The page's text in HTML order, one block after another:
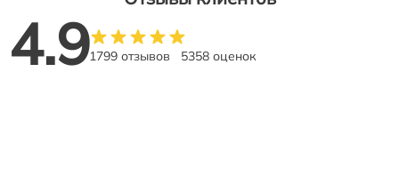
4.91799 отзывов 5358 оценок